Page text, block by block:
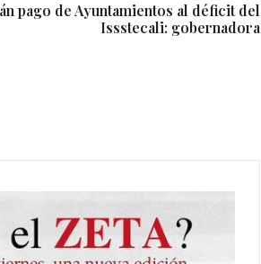
pago de Ayuntamientos al déficit del
Issstecali: gobernadora